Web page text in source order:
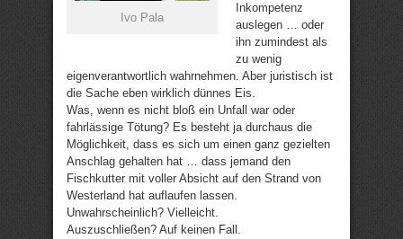
Ivo Pala
Inkompetenz
auslegen … oder
ihn zumindest als
zu wenig
eigenverantwortlich wahrnehmen. Aber juristisch ist
die Sache eben wirklich dünnes Eis.
Was, wenn es nicht bloß ein Unfall war oder
fahrlässige Tötung? Es besteht ja durchaus die
Möglichkeit, dass es sich um einen ganz gezielten
Anschlag gehalten hat … dass jemand den
Fischkutter mit voller Absicht auf den Strand von
Westerland hat auflaufen lassen.
Unwahrscheinlich? Vielleicht.
Auszuschließen? Auf keinen Fall.